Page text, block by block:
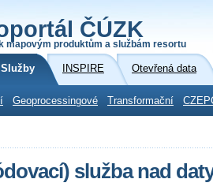
ČÚZK
mapovým produktům a službám resortu
Služby INSPIRE Otevřená data
Geoprocessingové Transformační
služba nad